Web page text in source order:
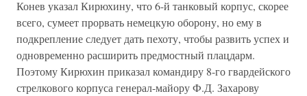
Конев указал Кирюхину, что 6-й танковый корпус, скорее
всего, сумеет прорвать немецкую оборону, но ему в
подкрепление следует дать пехоту, чтобы развить успех и
одновременно расширить предмостный плацдарм.
Поэтому Кирюхин приказал командиру 8-го гвардейского
стрелкового корпуса генерал-майору Ф.Д. Захарову